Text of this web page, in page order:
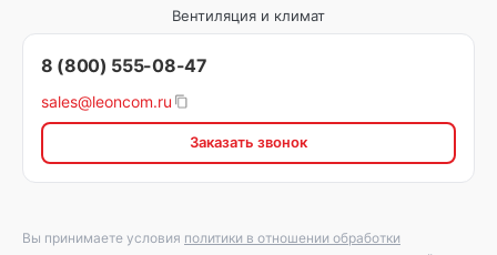
Вентиляция и климат
8 (800) 555-08-47
sales@leoncom.ru
Заказать звонок
Вы принимаете условия политики в отношении обработки